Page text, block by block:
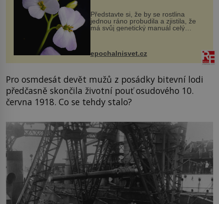
Představte si, že by se rostlina
jednou ráno probudila a zjistila, že
má svůj genetický manuál celý
vstupenka...
epochalnisvet.cz
Pro osmdesát devět mužů z posádky bitevní lodi
předčasně skončila životní pouť osudového 10.
června 1918. Co se tehdy stalo?